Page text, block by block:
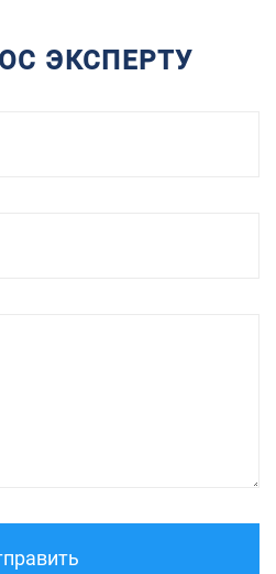
ЭКСПЕРТУ